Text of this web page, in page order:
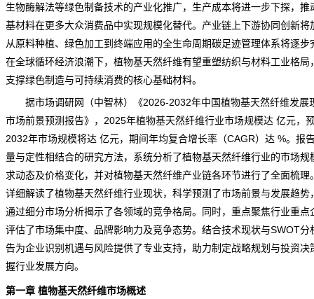
生物酶解法等绿色制备技术的产业化推广，生产成本将进一步下探，推
基材料在更多大众消费品中实现规模化替代。产业链上下游协同创新将
从原料种植、绿色加工到终端应用的全生命周期碳足迹管理体系将逐步
在全球循环经济浪潮下，植物基天然纤维有望重塑纺织与材料工业格局
支撑绿色制造与可持续消费的核心基础材料。
据市场调研网（中智林）《2026-2032年中国植物基天然纤维发展
市场前景预测报告》，2025年植物基天然纤维行业市场规模达 亿元，
2032年市场规模将达 亿元，期间年均复合增长率（CAGR）达 %。报
量与定性相结合的研究方法，系统分析了植物基天然纤维行业的市场规
求动态及价格变化，并对植物基天然纤维产业链各环节进行了全面梳理
详细解读了植物基天然纤维行业现状，科学预测了市场前景与发展趋势
通过细分市场分析揭示了各领域的竞争格局。同时，重点聚焦行业重点
评估了市场集中度、品牌影响力及竞争态势。结合技术现状与SWOT分
告为企业识别机遇与风险提供了专业支持，助力制定战略规划与投资决
握行业发展方向。
第一章 植物基天然纤维市场概述